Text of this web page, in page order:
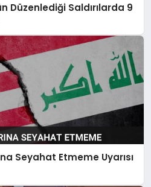
Düzenlediği Saldırılarda 9
Seyahat Etmeme Uyarısı